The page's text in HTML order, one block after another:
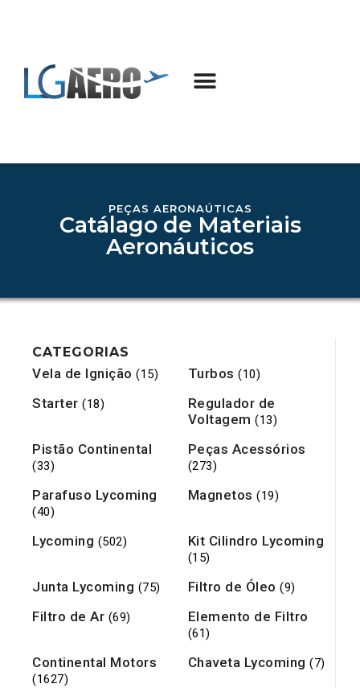
PEÇAS AERONAÚTICAS
Catálago de Materiais
Aeronáuticos
CATEGORIAS
Vela de Ignição (15) Turbos (10)
Starter (18)
Regulador de
Voltagem (13)
Pistão Continental
(33)
Peças Acessórios
(273)
Parafuso Lycoming
(40)
Magnetos (19)
Lycoming (502) Kit Cilindro Lycoming
(15)
Junta Lycoming (75) Filtro de Óleo (9)
Filtro de Ar (69) Elemento de Filtro
(61)
Continental Motors
(1627)
Chaveta Lycoming (7)